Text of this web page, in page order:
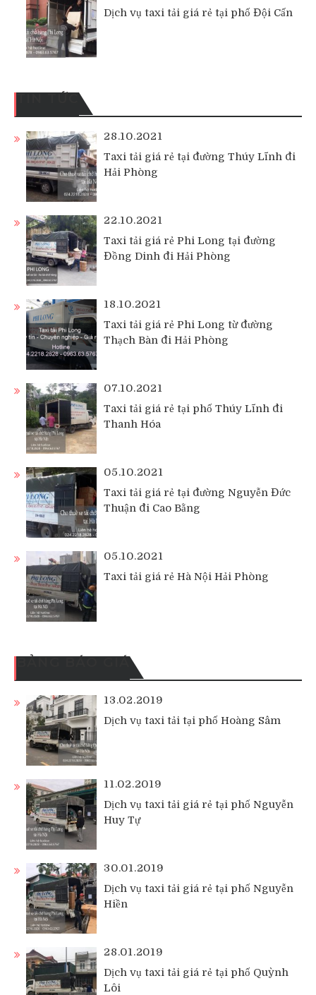
Dịch vụ taxi tải giá rẻ tại phố Đội Cấn
TIN TỨC
28.10.2021
Taxi tải giá rẻ tại đường Thúy Lĩnh đi
Hải Phòng
22.10.2021
Taxi tải giá rẻ Phi Long tại đường
Đồng Dinh đi Hải Phòng
18.10.2021
Taxi tải giá rẻ Phi Long từ đường
Thạch Bàn đi Hải Phòng
07.10.2021
Taxi tải giá rẻ tại phố Thúy Lĩnh đi
Thanh Hóa
05.10.2021
Taxi tải giá rẻ tại đường Nguyễn Đức
Thuận đi Cao Bằng
05.10.2021
Taxi tải giá rẻ Hà Nội Hải Phòng
BẢNG BÁO GIÁ
13.02.2019
Dịch vụ taxi tải tại phố Hoàng Sâm
11.02.2019
Dịch vụ taxi tải giá rẻ tại phố Nguyễn
Huy Tự
30.01.2019
Dịch vụ taxi tải giá rẻ tại phố Nguyễn
Hiền
28.01.2019
Dịch vụ taxi tải giá rẻ tại phố Quỳnh
Lôi